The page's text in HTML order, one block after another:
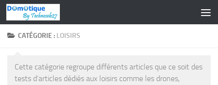
Skip to content
CATÉGORIE : LOISIRS
Cette catégorie regroupe différents articles que ce soit des
tests d’articles dédiés aux loisirs comme les drones,